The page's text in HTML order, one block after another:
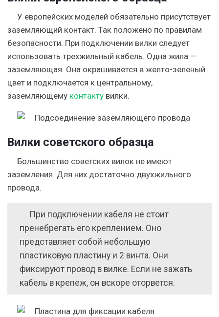
У европейских моделей обязательно присутствует
заземляющий контакт. Так положено по правилам
безопасности. При подключении вилки следует
использовать трехжильный кабель. Одна жила —
заземляющая. Она окрашивается в желто-зеленый
цвет и подключается к центральному,
заземляющему контакту вилки.
Вилки советского образца
Большинство советских вилок не имеют
заземления. Для них достаточно двухжильного
провода.
При подключении кабеля не стоит
пренебрегать его креплением. Оно
представляет собой небольшую
пластиковую пластину и 2 винта. Они
фиксируют провод в вилке. Если не зажать
кабель в крепеж, он вскоре оторвется.